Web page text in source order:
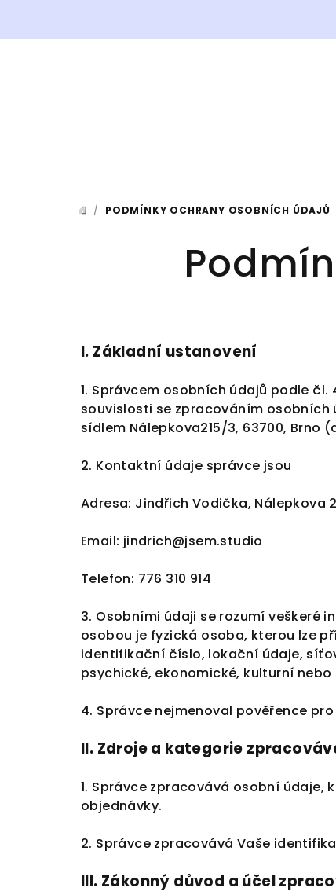
DOMŮ
/ PODMÍNKY OCHRANY OSOBNÍCH ÚDAJŮ
I. Základní ustanovení
1. Správcem osobních údajů podle
souvislosti se zpracováním osobních
sídlem Nálepkova215/3, 63700, Brno
2. Kontaktní údaje správce jsou
Adresa: Jindřich Vodička, Nálepkova
Email: jindrich@jsem.studio
Telefon: 776 310 914
3. Osobními údaji se rozumí veškeré
osobou je fyzická osoba, kterou lze
identifikační číslo, lokační údaje,
psychické, ekonomické, kulturní
4. Správce nejmenoval pověřence
II. Zdroje a kategorie
1. Správce zpracovává osobní
objednávky.
2. Správce zpracovává Vaše
III. Zákonný důvod a účel